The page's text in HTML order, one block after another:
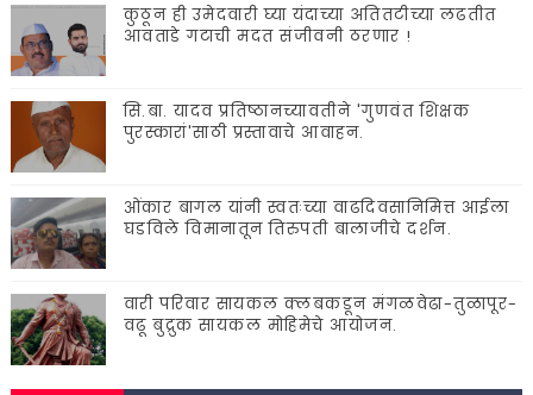
कुठून ही उमेदवारी घ्या यंदाच्या अतितटीच्या लढतीत
आवताडे गटाची मदत संजीवनी ठरणार !
सि.बा. यादव प्रतिष्ठानच्यावतीने 'गुणवंत शिक्षक
पुरस्कारां'साठी प्रस्तावाचे आवाहन.
ओंकार बागल यांनी स्वतःच्या वाढदिवसानिमित्त आईला
घडविले विमानातून तिरुपती बालाजीचे दर्शन.
वारी परिवार सायकल क्लबकडून मंगळवेढा-तुळापूर-
वढू बुद्रुक सायकल मोहिमेचे आयोजन.